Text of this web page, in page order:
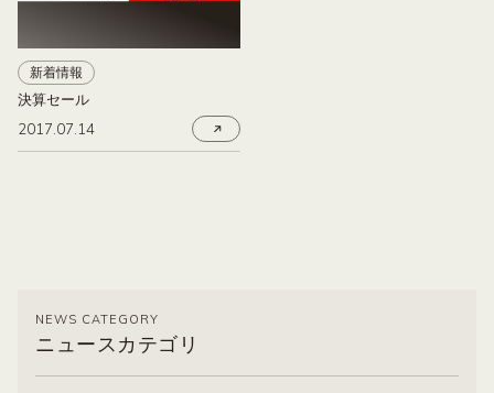
NEWS CATEGORY
ニュースカテゴリ
新着情報
決算セール
2017.07.14